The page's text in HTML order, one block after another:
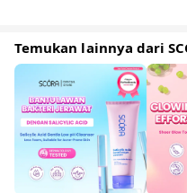
Temukan lainnya dari